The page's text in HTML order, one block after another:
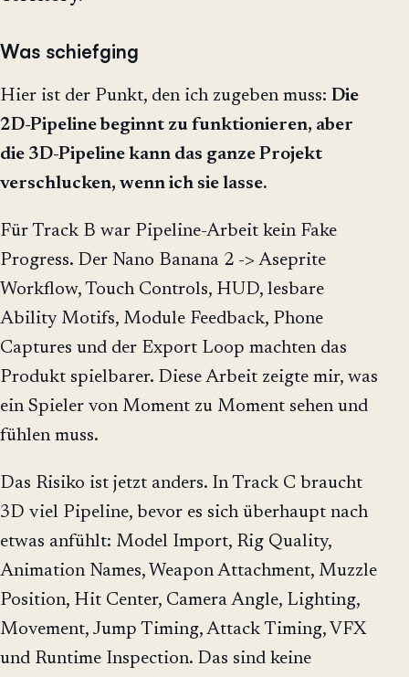
Was schiefging
Hier ist der Punkt, den ich zugeben muss: Die
2D-Pipeline beginnt zu funktionieren, aber
die 3D-Pipeline kann das ganze Projekt
verschlucken, wenn ich sie lasse.
Für Track B war Pipeline-Arbeit kein Fake
Progress. Der Nano Banana 2 -> Aseprite
Workflow, Touch Controls, HUD, lesbare
Ability Motifs, Module Feedback, Phone
Captures und der Export Loop machten das
Produkt spielbarer. Diese Arbeit zeigte mir, was
ein Spieler von Moment zu Moment sehen und
fühlen muss.
Das Risiko ist jetzt anders. In Track C braucht
3D viel Pipeline, bevor es sich überhaupt nach
etwas anfühlt: Model Import, Rig Quality,
Animation Names, Weapon Attachment, Muzzle
Position, Hit Center, Camera Angle, Lighting,
Movement, Jump Timing, Attack Timing, VFX
und Runtime Inspection. Das sind keine